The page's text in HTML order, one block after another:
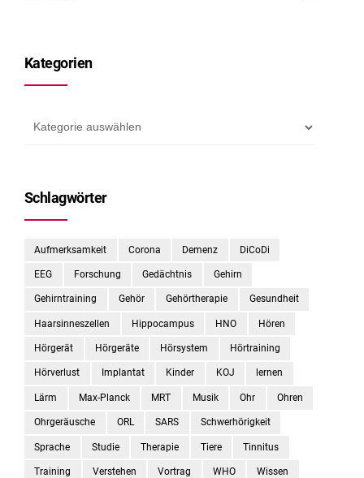
Kategorien
Schlagwörter
Aufmerksamkeit Corona Demenz DiCoDi
EEG Forschung Gedächtnis Gehirn
Gehirntraining Gehör Gehörtherapie Gesundheit
Haarsinneszellen Hippocampus HNO Hören
Hörgerät Hörgeräte Hörsystem Hörtraining
Hörverlust Implantat Kinder KOJ lernen
Lärm Max-Planck MRT Musik Ohr Ohren
Ohrgeräusche ORL SARS Schwerhörigkeit
Sprache Studie Therapie Tiere Tinnitus
Training Verstehen Vortrag WHO Wissen